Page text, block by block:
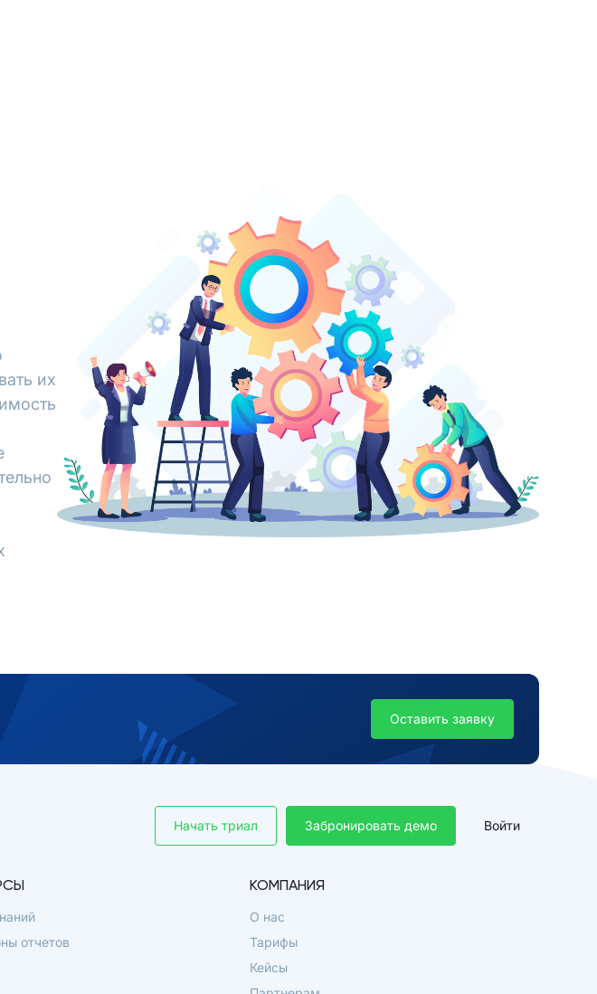
их
Оставить заявку
Забронировать демо
Начать триал Войти
отчетов
КОМПАНИЯ
О нас
Тарифы
Кейсы